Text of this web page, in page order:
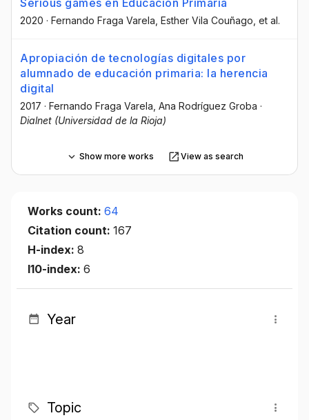
2020 · Fernando Fraga Varela , Esther Vila Couñago , et al.
Apropiación de tecnologías digitales por
alumnado de educación primaria: la herencia
digital
2017 · Fernando Fraga Varela , Ana Rodríguez Groba ·
Dialnet (Universidad de la Rioja)
Show more works View as search
Works count: 64
Citation count: 167
H-index: 8
I10-index: 6
Year
Topic